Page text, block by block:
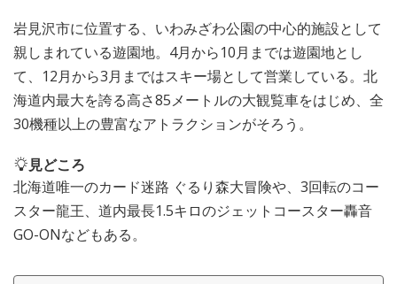
岩見沢市に位置する、いわみざわ公園の中心的施設として
親しまれている遊園地。4月から10月までは遊園地とし
て、12月から3月まではスキー場として営業している。北
海道内最大を誇る高さ85メートルの大観覧車をはじめ、全
30機種以上の豊富なアトラクションがそろう。
見どころ
北海道唯一のカード迷路 ぐるり森大冒険や、3回転のコー
スター龍王、道内最長1.5キロのジェットコースター轟音
GO-ONなどもある。